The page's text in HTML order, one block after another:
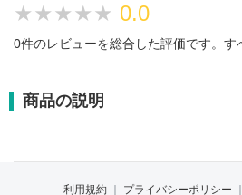
★★★★★
★★★★★ 0.0
0件のレビューを総合した評価です。 す
商品の説明
利用規約 プライバシーポリシー